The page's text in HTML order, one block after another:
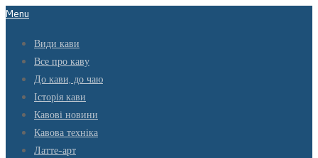
Menu
Види кави
Все про каву
До кави, до чаю
Історія кави
Кавові новини
Кавова техніка
Латте-арт